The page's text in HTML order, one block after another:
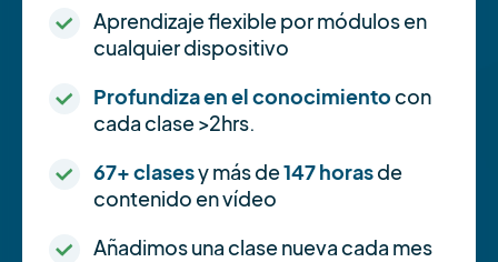
Aprendizaje flexible por módulos en
cualquier dispositivo
Profundiza en el conocimientocon
cada clase >2hrs.
67+ clasesy más de147 horasde
contenido en vídeo
Añadimos una clase nueva cada mes